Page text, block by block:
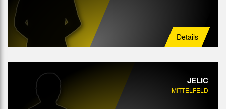
Details
JELIC
MITTELFELD